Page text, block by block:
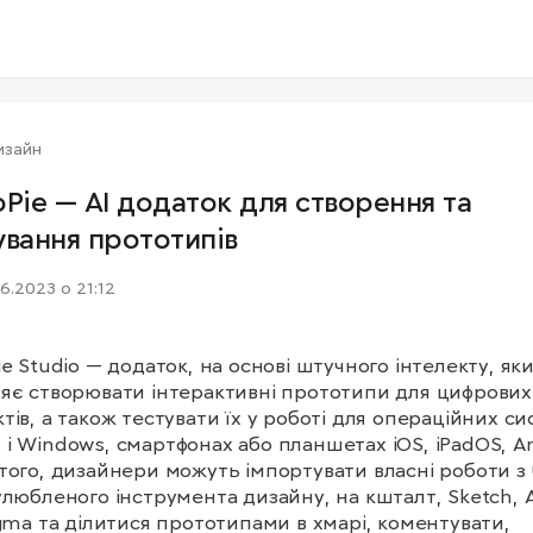
— AI додаток для створення та
прототипів
о 21:12
Studio — додаток, на основі штучного інтелекту,
створювати інтерактивні прототипи для цифрових
а також тестувати їх у роботі для операційних
і Windows, смартфонах або планшетах iOS, iPadOS,
дизайнери можуть імпортувати власні роботи з
інструмента дизайну, на кшталт, Sketch,
та ділитися прототипами в хмарі, коментувати,